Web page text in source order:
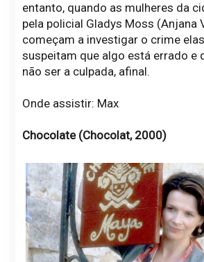
entanto, quando as mulheres da
pela policial Gladys Moss (Anjana
começam a investigar o crime
suspeitam que algo está errado e
não ser a culpada, afinal.
Onde assistir: Max
Chocolate (Chocolat, 2000)